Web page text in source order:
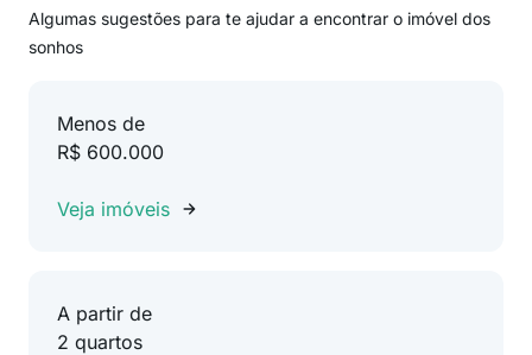
Algumas sugestões para te ajudar a encontrar o imóvel dos
sonhos
Menos de
R$ 600.000
Veja imóveis
A partir de
2 quartos